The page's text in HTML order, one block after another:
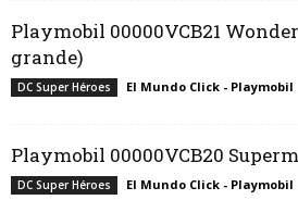
Playmobil 00000VCB21
grande)
DC Super Héroes El Mundo Click - Playmobil
Playmobil 00000VCB20
DC Super Héroes El Mundo Click - Playmobil